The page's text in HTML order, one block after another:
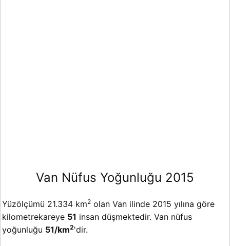
Van Nüfus Yoğunluğu 2015
Yüzölçümü 21.334 km2 olan Van ilinde 2015 yılına göre
kilometrekareye 51 insan düşmektedir. Van nüfus
yoğunluğu 51/km2'dir.